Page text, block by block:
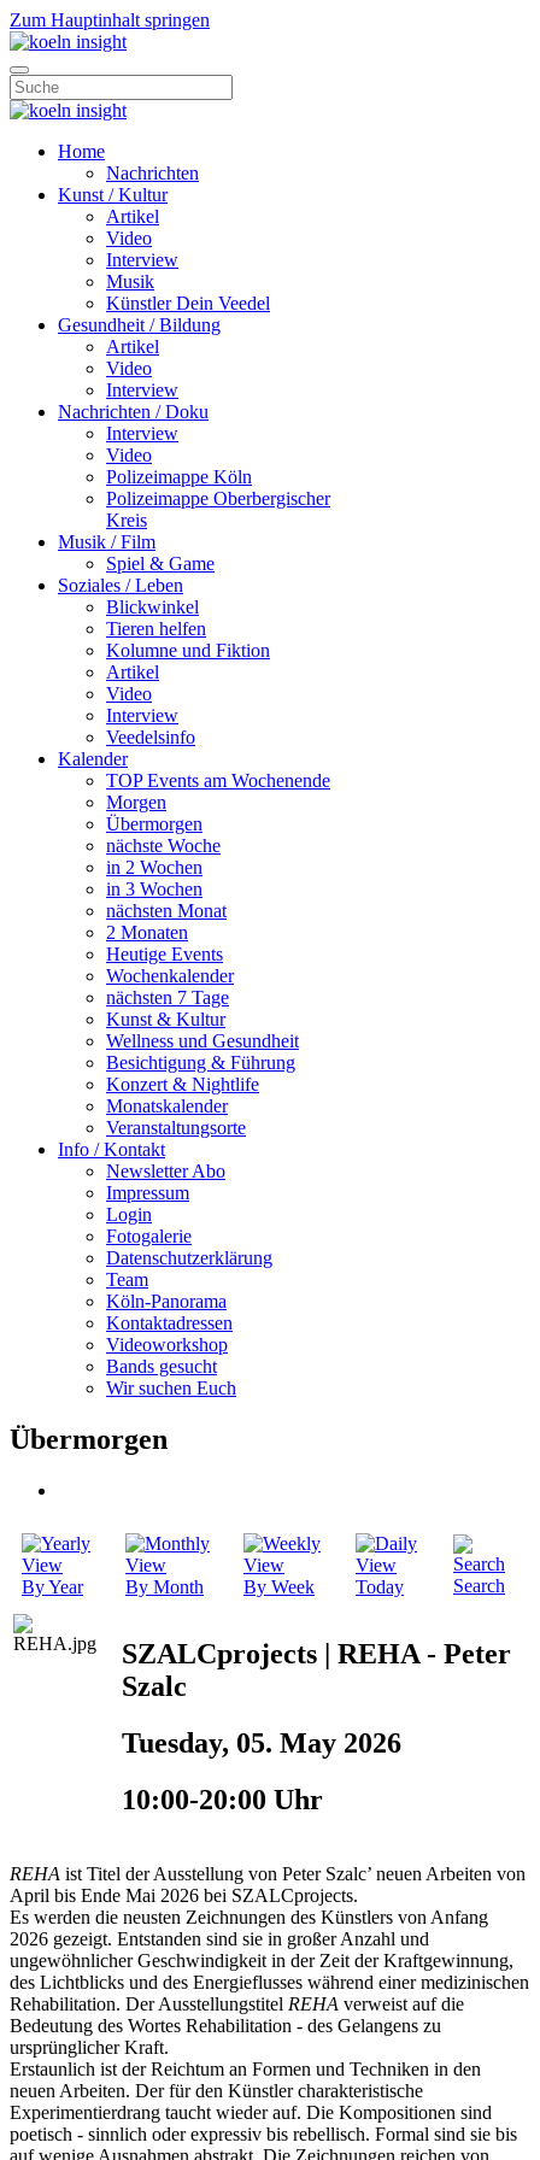
Zum Hauptinhalt springen
Home
Nachrichten
Kunst / Kultur
Artikel
Video
Interview
Musik
Künstler Dein Veedel
Gesundheit / Bildung
Artikel
Video
Interview
Nachrichten / Doku
Interview
Video
Polizeimappe Köln
Polizeimappe Oberbergischer
Kreis
Musik / Film
Spiel & Game
Soziales / Leben
Blickwinkel
Tieren helfen
Kolumne und Fiktion
Artikel
Video
Interview
Veedelsinfo
Kalender
TOP Events am Wochenende
Morgen
Übermorgen
nächste Woche
in 2 Wochen
in 3 Wochen
nächsten Monat
2 Monaten
Heutige Events
Wochenkalender
nächsten 7 Tage
Kunst & Kultur
Wellness und Gesundheit
Besichtigung & Führung
Konzert & Nightlife
Monatskalender
Veranstaltungsorte
Info / Kontakt
Newsletter Abo
Impressum
Login
Fotogalerie
Datenschutzerklärung
Team
Köln-Panorama
Kontaktadressen
Videoworkshop
Bands gesucht
Wir suchen Euch
Übermorgen
By Year By Month By Week Today Search
SZALCprojects | REHA - Peter
Szalc
Tuesday, 05. May 2026
10:00-20:00 Uhr
REHA ist Titel der Ausstellung von Peter Szalc’ neuen Arbeiten von
April bis Ende Mai 2026 bei SZALCprojects.
Es werden die neusten Zeichnungen des Künstlers von Anfang
2026 gezeigt. Entstanden sind sie in großer Anzahl und
ungewöhnlicher Geschwindigkeit in der Zeit der Kraftgewinnung,
des Lichtblicks und des Energieflusses während einer medizinischen
Rehabilitation. Der Ausstellungstitel REHA verweist auf die
Bedeutung des Wortes Rehabilitation - des Gelangens zu
ursprünglicher Kraft.
Erstaunlich ist der Reichtum an Formen und Techniken in den
neuen Arbeiten. Der für den Künstler charakteristische
Experimentierdrang taucht wieder auf. Die Kompositionen sind
poetisch - sinnlich oder expressiv bis rebellisch. Formal sind sie bis
auf wenige Ausnahmen abstrakt. Die Zeichnungen reichen von